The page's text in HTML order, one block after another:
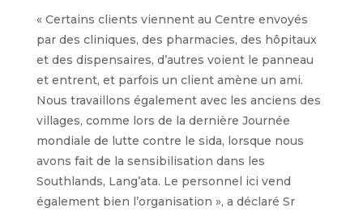
« Certains clients viennent au Centre envoyés
par des cliniques, des pharmacies, des hôpitaux
et des dispensaires, d’autres voient le panneau
et entrent, et parfois un client amène un ami.
Nous travaillons également avec les anciens des
villages, comme lors de la dernière Journée
mondiale de lutte contre le sida, lorsque nous
avons fait de la sensibilisation dans les
Southlands, Lang’ata. Le personnel ici vend
également bien l’organisation », a déclaré Sr